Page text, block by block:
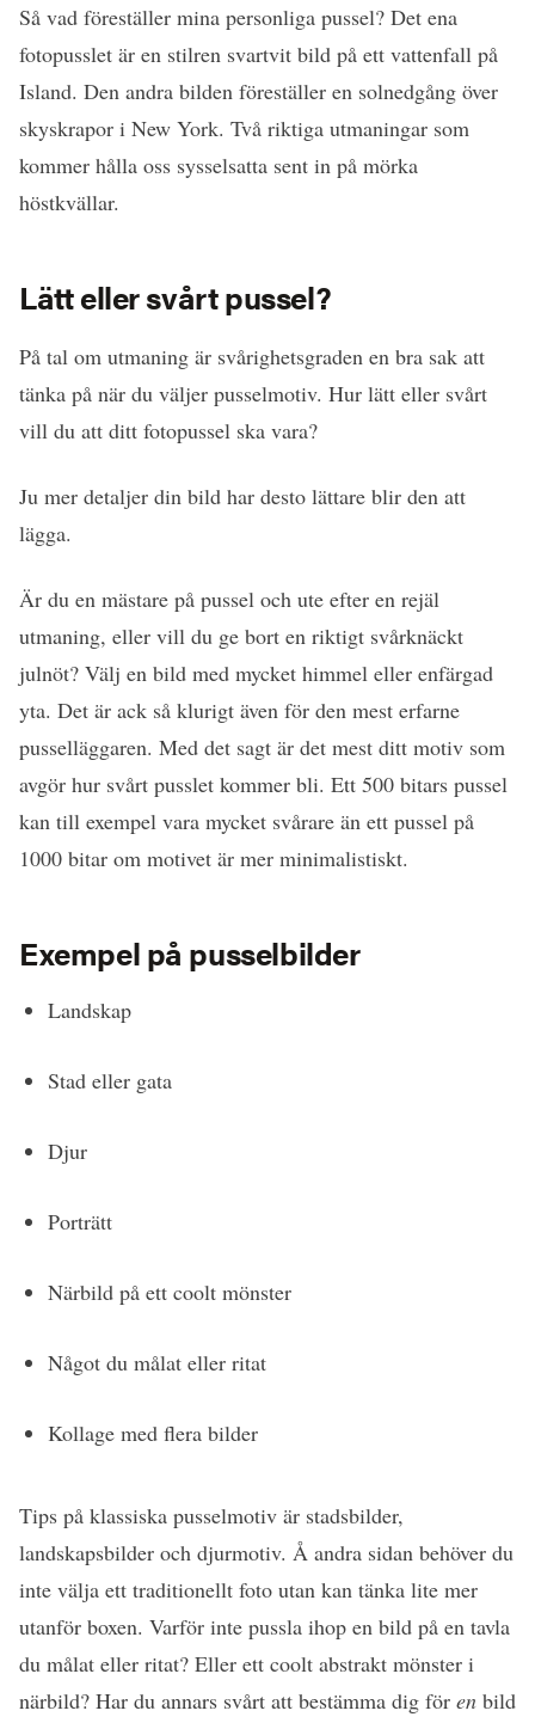
Så vad föreställer mina personliga pussel? Det ena
fotopusslet är en stilren svartvit bild på ett vattenfall på
Island. Den andra bilden föreställer en solnedgång över
skyskrapor i New York. Två riktiga utmaningar som
kommer hålla oss sysselsatta sent in på mörka
höstkvällar.
Lätt eller svårt pussel?
På tal om utmaning är svårighetsgraden en bra sak att
tänka på när du väljer pusselmotiv. Hur lätt eller svårt
vill du att ditt fotopussel ska vara?
Ju mer detaljer din bild har desto lättare blir den att
lägga.
Är du en mästare på pussel och ute efter en rejäl
utmaning, eller vill du ge bort en riktigt svårknäckt
julnöt? Välj en bild med mycket himmel eller enfärgad
yta. Det är ack så klurigt även för den mest erfarne
pusselläggaren. Med det sagt är det mest ditt motiv som
avgör hur svårt pusslet kommer bli. Ett 500 bitars pussel
kan till exempel vara mycket svårare än ett pussel på
1000 bitar om motivet är mer minimalistiskt.
Exempel på pusselbilder
Landskap
Stad eller gata
Djur
Porträtt
Närbild på ett coolt mönster
Något du målat eller ritat
Kollage med flera bilder
Tips på klassiska pusselmotiv är stadsbilder,
landskapsbilder och djurmotiv. Å andra sidan behöver du
inte välja ett traditionellt foto utan kan tänka lite mer
utanför boxen. Varför inte pussla ihop en bild på en tavla
du målat eller ritat? Eller ett coolt abstrakt mönster i
närbild? Har du annars svårt att bestämma dig för en bild